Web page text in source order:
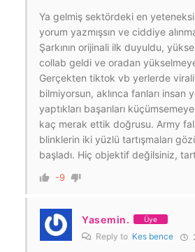
Ya gelmiş sektördeki en
yorum yazmışsın ve ciddiye
Şarkının orijinali ilk duyuldu,
collab geldi ve oradan
Gerçekten tiktok vb yerlerde
bilmiyorsun, aklınca fanları insan
yaptıkları başarıları
kaç merak ettik doğrusu. Army
blinklerin iki yüzlü tartışmaları
başladı. Hiç objektif değilsiniz,
-9
Yasemin. Üye
Reply to Kes bence